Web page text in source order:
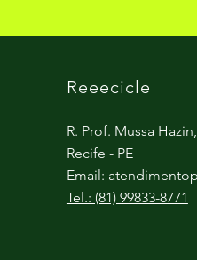
Reeecicle
R. Prof. Mussa
Recife - PE
Email:
Tel.: (81) 99833-8771